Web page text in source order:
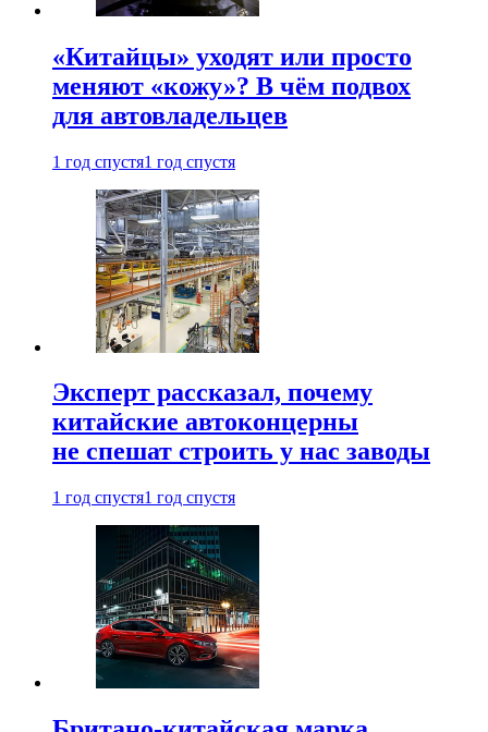
«Китайцы» уходят или просто
меняют «кожу»? В чём подвох
для автовладельцев
1 год спустя1 год спустя
Эксперт рассказал, почему
китайские автоконцерны
не спешат строить у нас заводы
1 год спустя1 год спустя